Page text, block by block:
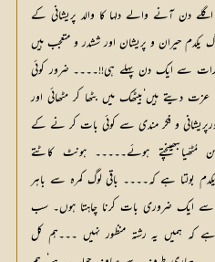
دن آنے والے دلہا کا والد پریشانی کے
حیران و پریشان اور ششدر و متعجب ہیں
سے ایک دن پہلے ہی!!۔۔۔۔ ضرور کوئی
دیتے ہیں‘بیٹھک میں بٹھا کر مٹھائی اور
و فکر مندی سے کوئی بات کر نے کے
ہوئے۔۔۔۔۔ ہونٹ کاٹتے
بولتا ہے کہ۔۔۔۔ باقی لوگ کمرہ سے باہر
سے ایک ضروری بات کرنا چاہتا ہوں۔ سب
ہمیں یہ رشتہ منظور نہیں ۔۔۔ہم کل